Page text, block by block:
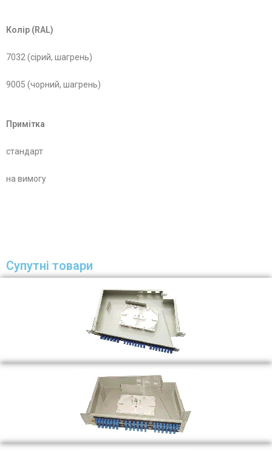
Колір (RAL)
7032 (сірий, шагрень)
9005 (чорний, шагрень)
Примітка
стандарт
на вимогу
Супутні товари